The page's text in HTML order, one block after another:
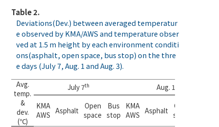
Table 2.
Deviations(Dev.) between averaged temperatur
e observed by KMA/AWS and temperature obser
ved at 1.5 m height by each environment conditi
ons(asphalt, open space, bus stop) on the thre
e days (July 7, Aug. 1 and Aug. 3).
Avg.
temp.
&
dev.
(℃)
July 7th Aug. 1
KMA
AWS Asphalt
Open
space
Bus
stop
KMA
AWS Asphalt
Open
space